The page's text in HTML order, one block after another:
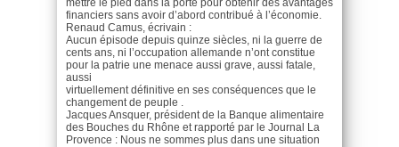
mettre le pied dans la porte pour obtenir des avantages
financiers sans avoir d’abord contribué à l’économie.
Renaud Camus, écrivain :
Aucun épisode depuis quinze siècles, ni la guerre de
cents ans, ni l’occupation allemande n’ont constitue
pour la patrie une menace aussi grave, aussi fatale,
aussi
virtuellement définitive en ses conséquences que le
changement de peuple .
Jacques Ansquer, président de la Banque alimentaire
des Bouches du Rhône et rapporté par le Journal La
Provence : Nous ne sommes plus dans une situation